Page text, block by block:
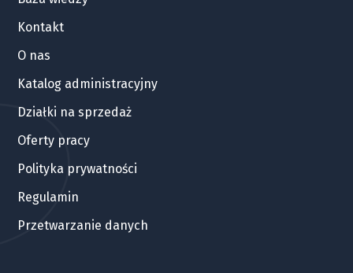
Kontakt
O nas
Katalog administracyjny
Działki na sprzedaż
Oferty pracy
Polityka prywatności
Regulamin
Przetwarzanie danych